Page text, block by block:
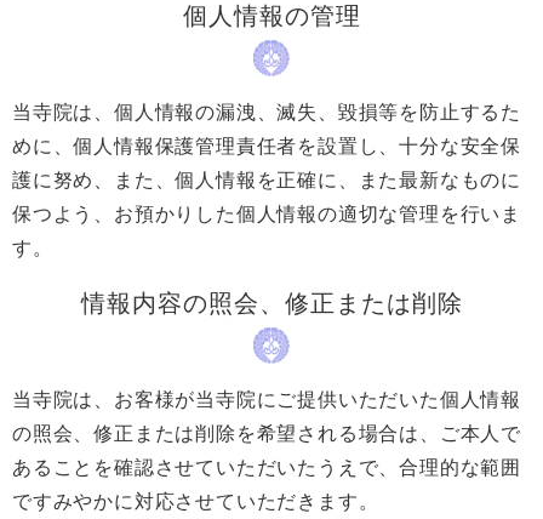
個人情報の管理
当寺院は、個人情報の漏洩、滅失、毀損等を防止するた
めに、個人情報保護管理責任者を設置し、十分な安全保
護に努め、また、個人情報を正確に、また最新なものに
保つよう、お預かりした個人情報の適切な管理を行いま
す。
情報内容の照会、修正または削除
当寺院は、お客様が当寺院にご提供いただいた個人情報
の照会、修正または削除を希望される場合は、ご本人で
あることを確認させていただいたうえで、合理的な範囲
ですみやかに対応させていただきます。